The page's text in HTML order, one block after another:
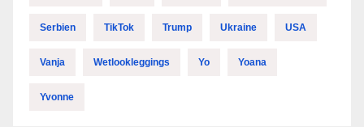
Serbien TikTok Trump Ukraine USA
Vanja Wetlookleggings Yo Yoana
Yvonne